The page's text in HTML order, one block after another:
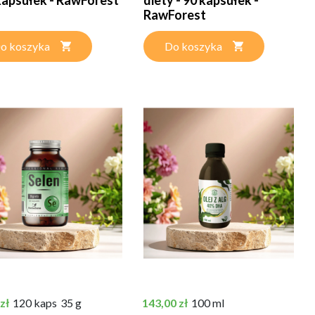
koszyka
RawForest
Do koszyka
120 kaps 35 g Cena
143,00 zł 100 ml